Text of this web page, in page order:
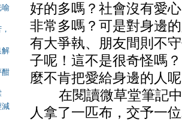
喻
解
酣
減
好的多嗎？社會沒有愛
非常多嗎？可是對身邊
有大爭執、朋友間則不
子呢！這不是很奇怪嗎
麼不肯把愛給身邊的人
在閱讀微草堂筆記中
人拿了一匹布，交予一